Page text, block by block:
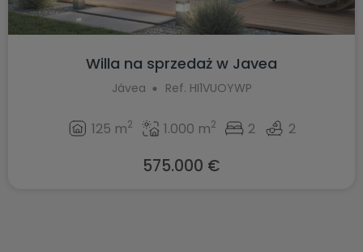
Willa na sprzedaż w Javea
Jávea Ref. HI1VUOYWP
125 m2 1.000 m2 2 2
575.000 €